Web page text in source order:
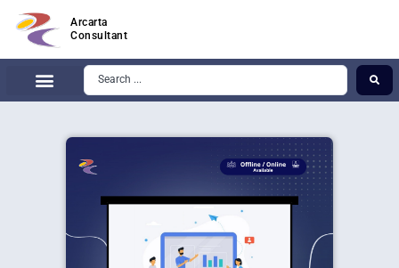
Arcarta
Consultant